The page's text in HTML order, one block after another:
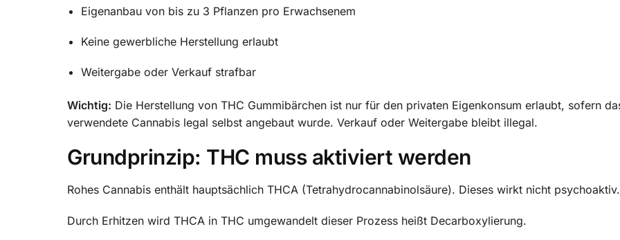
Eigenanbau von bis zu 3 Pflanzen pro Erwachsenem
Keine gewerbliche Herstellung erlaubt
Weitergabe oder Verkauf strafbar
Wichtig: Die Herstellung von THC Gummibärchen ist nur für den privaten Eigenkonsum erlaubt, sofern
verwendete Cannabis legal selbst angebaut wurde. Verkauf oder Weitergabe bleibt illegal.
Grundprinzip: THC muss aktiviert werden
Rohes Cannabis enthält hauptsächlich THCA (Tetrahydrocannabinolsäure). Dieses wirkt nicht psychoaktiv.
Durch Erhitzen wird THCA in THC umgewandelt dieser Prozess heißt Decarboxylierung.